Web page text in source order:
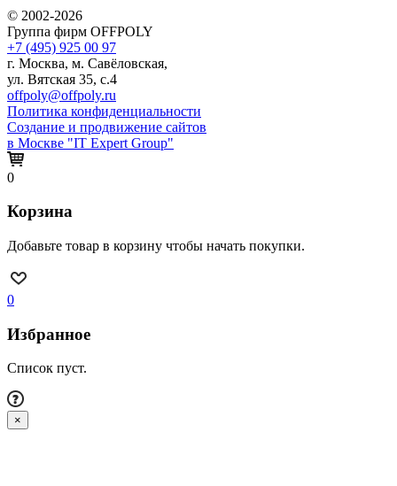
© 2002-2026
Группа фирм OFFPOLY
+7 (495) 925 00 97
г. Москва, м. Савёловская,
ул. Вятская 35, с.4
offpoly@offpoly.ru
Политика конфиденциальности
Создание и продвижение сайтов
в Москве "IT Expert Group"
0
Корзина
Добавьте товар в корзину чтобы начать покупки.
0
Избранное
Список пуст.
×